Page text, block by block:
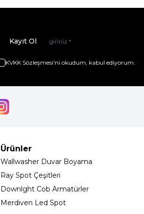
Kayıt Ol
KVKK Sözleşmesi'ni okudum, kabul ediyorum.
Ürünler
Wallwasher Duvar Boyama
Ray Spot Çeşitleri
Downlght Cob Armatürler
Merdiven Led Spot